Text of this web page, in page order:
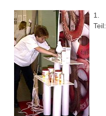
Projekte
Eduthek
Unsere Linktipps
Pressearchiv
Benzolring-Archiv
1.
Teil: